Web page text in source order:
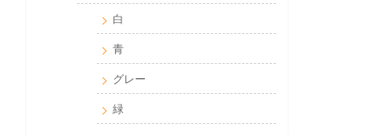
白
青
グレー
緑